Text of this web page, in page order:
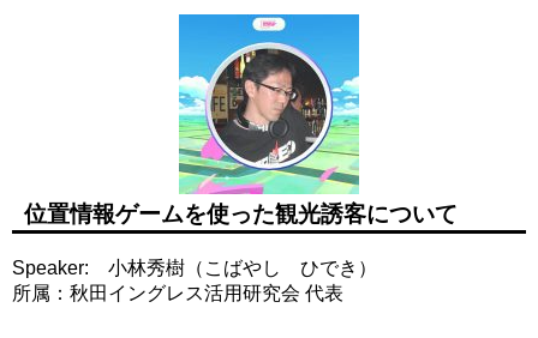
位置情報ゲームを使った観光誘客について
Speaker: 小林秀樹（こばやし ひでき）
所属：秋田イングレス活用研究会 代表